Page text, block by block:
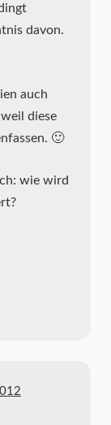
davon.
auch
diese
🙂
wie wird